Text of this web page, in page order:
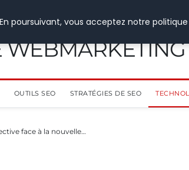
WEBMARKETING
OUTILS SEO STRATÉGIES DE SEO
face à la nouvelle…
poursuivant, vous acceptez notre